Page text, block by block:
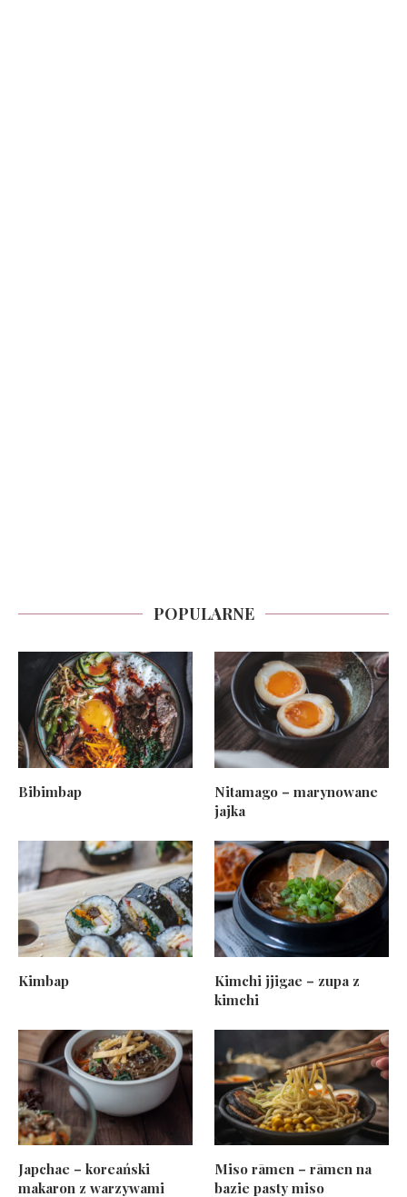
POPULARNE
Bibimbap
Nitamago – marynowane
jajka
Kimbap
Kimchi jjigae – zupa z
kimchi
Japchae – koreański
makaron z warzywami
Miso rāmen – rāmen na
bazie pasty miso